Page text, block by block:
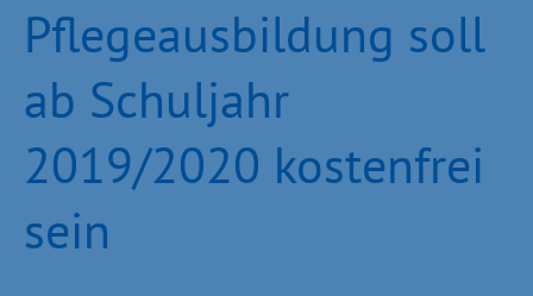
Pflegeausbildung soll
ab Schuljahr
2019/2020 kostenfrei
sein